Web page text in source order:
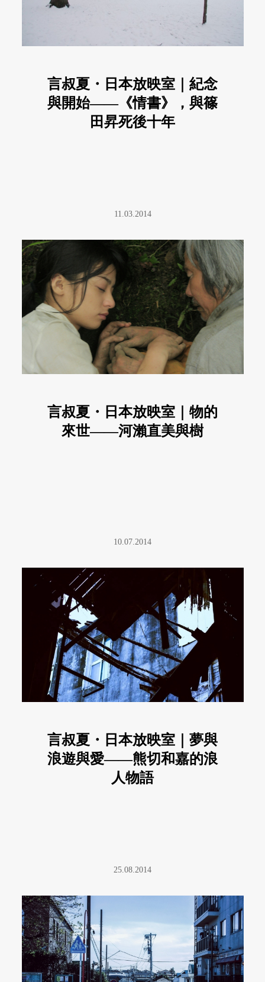
言叔夏・日本放映室｜紀念
與開始——《情書》，與篠
田昇死後十年
11.03.2014
言叔夏・日本放映室｜物的
來世——河瀨直美與樹
10.07.2014
言叔夏・日本放映室｜夢與
浪遊與愛——熊切和嘉的浪
人物語
25.08.2014